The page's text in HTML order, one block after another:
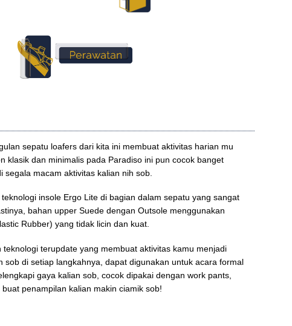
sepatu loafers dari kita ini membuat aktivitas harian mu
klasik dan minimalis pada Paradiso ini pun cocok banget
segala macam aktivitas kalian nih sob.
insole Ergo Lite di bagian dalam sepatu yang sangat
bahan upper Suede dengan Outsole menggunakan
Rubber) yang tidak licin dan kuat.
teknologi terupdate yang membuat aktivitas kamu menjadi
sob di setiap langkahnya, dapat digunakan untuk acara formal
gaya kalian sob, cocok dipakai dengan work pants,
penampilan kalian makin ciamik sob!